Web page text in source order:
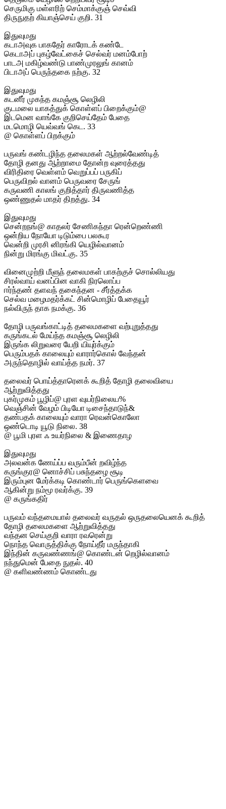
செருமிகு மள்ளரிற் செம்மாக்குஞ் செவ்வி
திருநுதற் கியாஞ்செய் குறி. 31
இதுவுமது
கடாஅவுக பாகதேர் காரோடக் கண்டே
கெடாஅப் புகழ்வேட்கைச் செல்வர் மனம்போற்
பாடஅ மகிழ்வண்டு பாண்முரலுங் கானம்
பிடாஅப் பெருந்தகை நற்கு. 32
இதுவுமது
கடனீர் முகந்த கமஞ்சூ லெழிலி
குடமலை யாகத்துக் கொள்ளப் பிறைக்கும்@
இடமென வாங்கே குறிசெய்தேம் பேதை
மடமொழி யெவ்வங் கெட. 33
@ கொள்ளப் பிறக்கும்
பருவங் கண்டழிந்த தலைமகள் ஆற்றல்வேண்டித்
தோழி தனது ஆற்றாமை தோன்ற வுரைத்தது
விரிதிரை வெள்ளம் வெறுப்பப் பருகிப்
பெருவிறல் வானம் பெருவரை சேருங்
கருவணி காலங் குறித்தார் திருவணித்த
ஒண்ணுதல் மாதர் திறத்து. 34
இதுவுமது
சென்றநங்@ காதலர் சேணிகந்தா ரென்றெண்ணி
ஒன்றிய நோயோ டிடும்பை பலகூர
வென்றி முரசி னிரங்கி யெழில்வானம்
நின்று மிரங்கு மிவட்கு. 35
வினைமுற்றி மீளுந் தலைமகள் பாகற்குச் சொல்லியது
சிரல்வாய் வனப்பின வாகி நிரலொப்ப
ஈர்ந்தண் தளவந் தகைந்தன - சீர்த்தக்க
செல்வ மழைமதர்க்கட் சின்மொழிப் பேதையூர்
நல்விருந் தாக நமக்கு. 36
தோழி பருவங்காட்டித் தலைமகளை வற்புறுத்தது
கருங்கடல் மேய்ந்த கமஞ்சூ லெழிலி
இருங்க லிறுவரை யேறி யியுர்க்கும்
பெரும்பதக் காலையும் வாரார்கொல் வேந்தன்
அருந்தொழில் வாய்த்த நமர். 37
தலைவர் பொய்த்தாரெனக் கூறித் தோழி தலைவியை
ஆற்றுவித்தது
புகர்முகம் பூழிப்@ புரள வுயர்நிலைய%
வெஞ்சின் வேழம் பிடியோ டிசைந்தாடுந்&
தண்பதக் காலையும் வாரா ரெவன்கொலோ
ஒண்டொடி யூடு நிலை. 38
@ பூமி புரள ஃ உயர்நிலை & இணைதாழ
இதுவுமது
அலவன்க ணேய்ப்ப வரும்பீன் றவிழ்ந்த
கருங்குர@ னொச்சிப் பசுந்தழை சூடி
இரும்புன மேர்க்கடி கொண்டார் பெருங்கெளவை
ஆகின்று நம்மூ ரவர்க்கு. 39
@ கருங்கதிர்
பருவம் வந்தமையால் தலைவர் வருதல் ஒருதலையெனக் கூறித்
தோழி தலைமகளை ஆற்றுவித்தது
வந்தன செய்குறி வாரா ரவரென்று
நொந்த வொருத்திக்கு நோய்தீர் மருந்தாகி
இந்தின் கருவண்ணங்@ கொண்டன் றெழில்வானம்
நந்துமென் பேதை நுதல். 40
@ களிவண்ணம் கொண்டது